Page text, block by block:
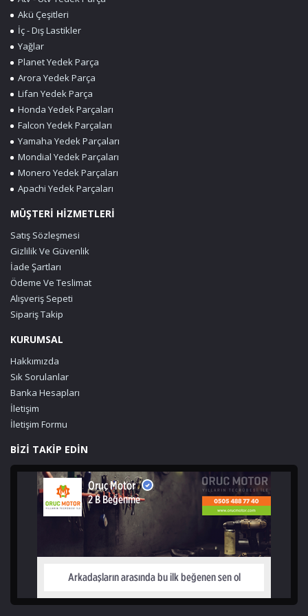
Akü Çeşitleri
İç - Dış Lastikler
Yağlar
Planet Yedek Parça
Arora Yedek Parça
Lifan Yedek Parça
Honda Yedek Parçaları
Falcon Yedek Parçaları
Yamaha Yedek Parçaları
Mondial Yedek Parçaları
Monero Yedek Parçaları
Apachi Yedek Parçaları
MÜŞTERİ HİZMETLERİ
Satış Sözleşmesi
Gizlilik Ve Güvenlik
İade Şartları
Ödeme Ve Teslimat
Alışveriş Sepeti
Sipariş Takip
KURUMSAL
Hakkımızda
Sık Sorulanlar
Banka Hesapları
İletişim
İletişim Formu
BİZİ TAKİP EDİN